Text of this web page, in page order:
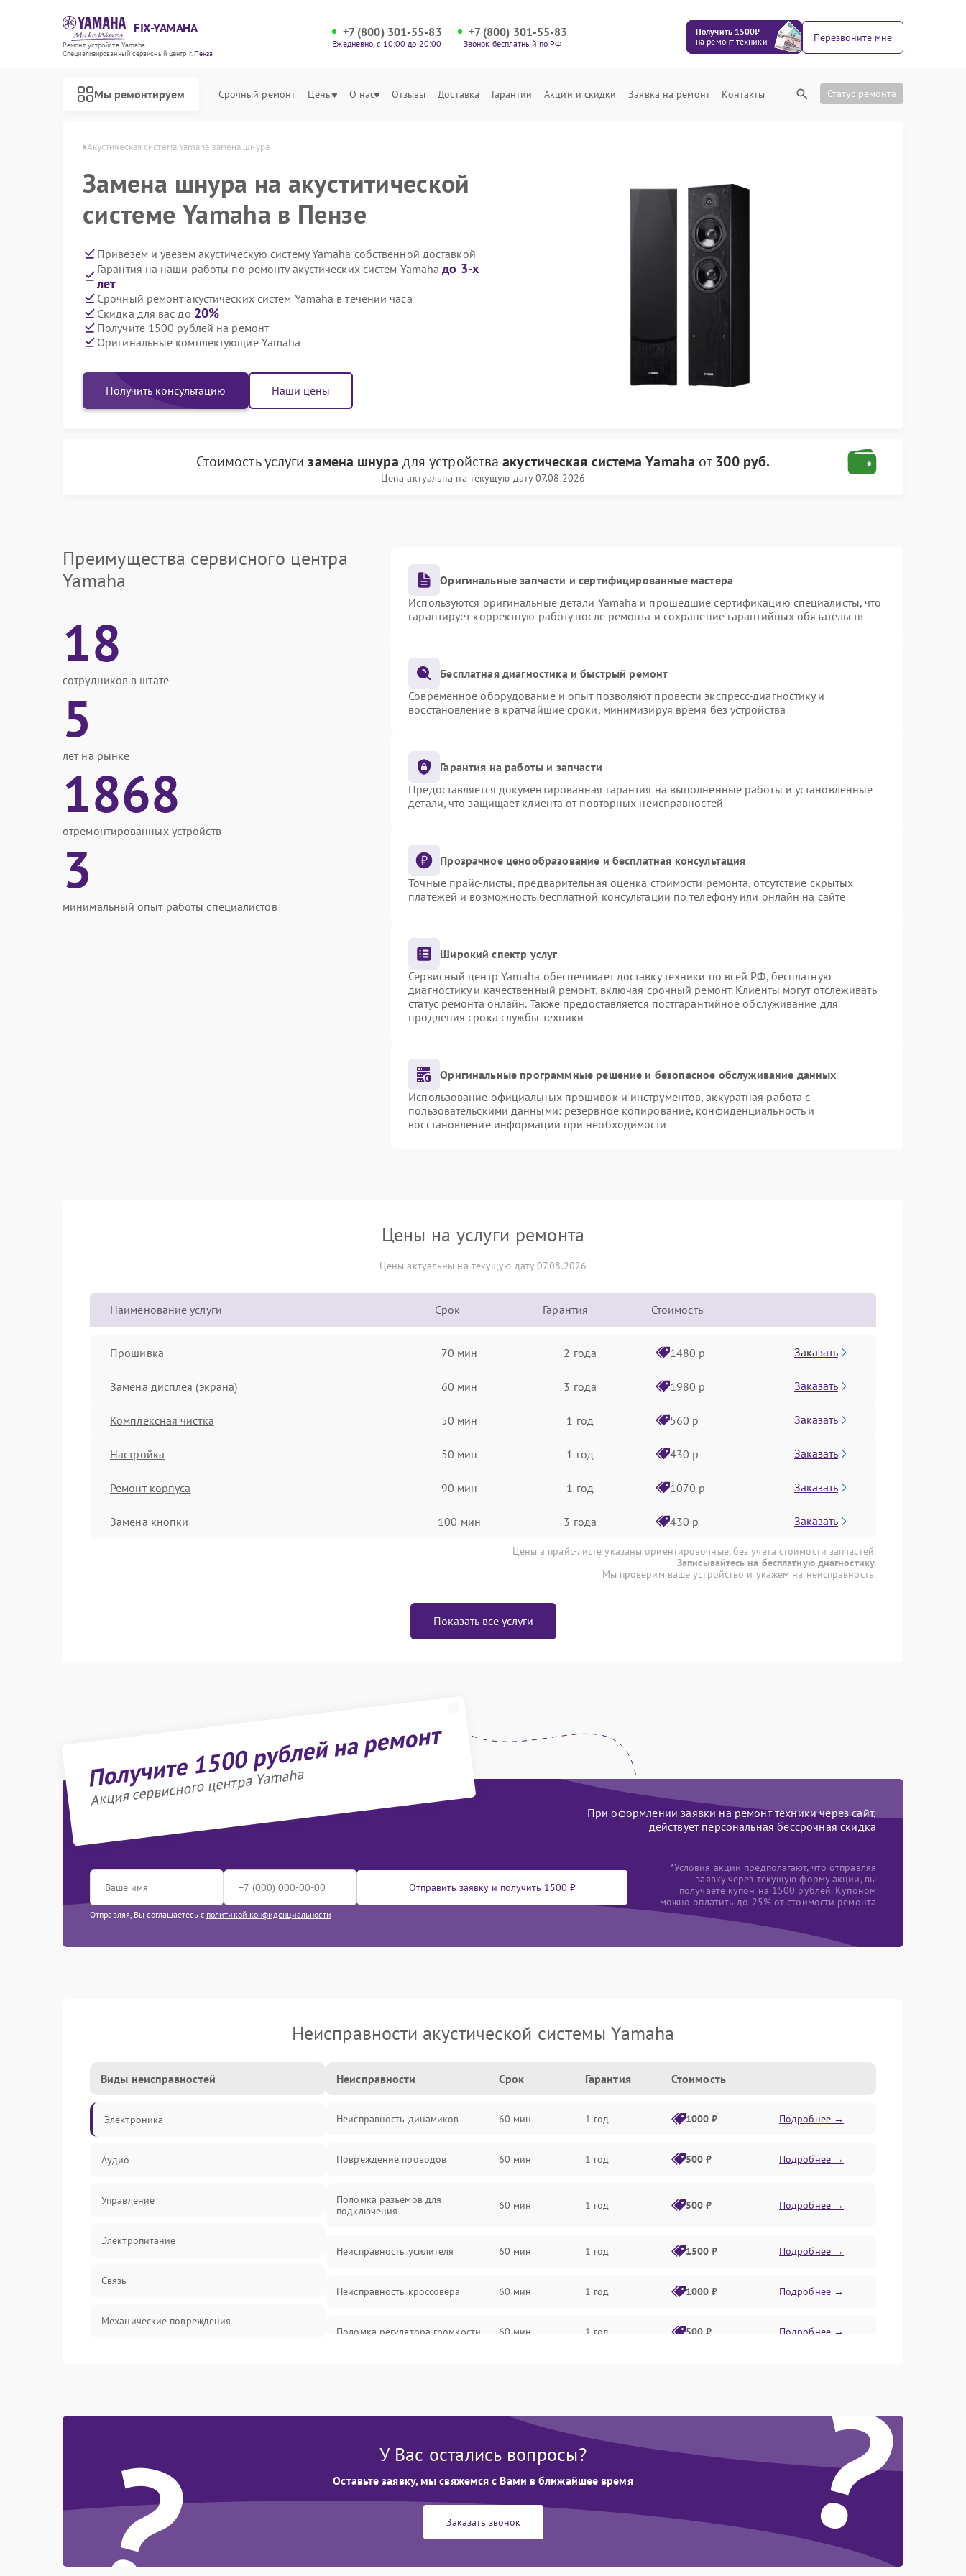
FIX-YAMAHA
Ремонт устройств Yamaha
Специализированный cервисный центр г.Пенза
+7 (800) 301-55-83
Ежедневно, с 10:00 до 20:00
+7 (800) 301-55-83
Звонок бесплатный по РФ
Получить 1500₽
на ремонт техники
Перезвоните мне
Мы ремонтируем Срочный ремонт Цены О нас Отзывы Доставка Гарантии Акции и скидки Заявка на ремонт Контакты Статус ремонта
Акустическая система Yamaha замена шнура
Замена шнура на акуститической
системе Yamaha в Пензе
Привезем и увезем акустическую систему Yamaha собственной доставкой
Гарантия на наши работы по ремонту акустических систем Yamahaдо 3-х
лет
Срочный ремонт акустических систем Yamaha в течении часа
Скидка для вас до 20%
Получите 1500 рублей на ремонт
Оригинальные комплектующие Yamaha
Получить консультацию Наши цены
Стоимость услугизамена шнура для устройстваакустическая система Yamaha от300 руб.
Цена актуальна на текущую дату 07.08.2026
Преимущества сервисного центра
Yamaha
18
сотрудников в штате
5
лет на рынке
1868
отремонтированных устройств
3
минимальный опыт работы специалистов
Оригинальные запчасти и сертифицированные мастера
Используются оригинальные детали Yamaha и прошедшие сертификацию специалисты, что
гарантирует корректную работу после ремонта и сохранение гарантийных обязательств
Бесплатная диагностика и быстрый ремонт
Современное оборудование и опыт позволяют провести экспресс-диагностику и
восстановление в кратчайшие сроки, минимизируя время без устройства
Гарантия на работы и запчасти
Предоставляется документированная гарантия на выполненные работы и установленные
детали, что защищает клиента от повторных неисправностей
Прозрачное ценообразование и бесплатная консультация
Точные прайс-листы, предварительная оценка стоимости ремонта, отсутствие скрытых
платежей и возможность бесплатной консультации по телефону или онлайн на сайте
Широкий спектр услуг
Сервисный центр Yamaha обеспечивает доставку техники по всей РФ, бесплатную
диагностику и качественный ремонт, включая срочный ремонт. Клиенты могут отслеживать
статус ремонта онлайн. Также предоставляется постгарантийное обслуживание для
продления срока службы техники
Оригинальные программные решение и безопасное обслуживание данных
Использование официальных прошивок и инструментов, аккуратная работа с
пользовательскими данными: резервное копирование, конфиденциальность и
восстановление информации при необходимости
Цены на услуги ремонта
Цены актуальны на текущую дату 07.08.2026
Наименование услуги Срок Гарантия Стоимость
Прошивка 70 мин 2 года 1480 р Заказать
Замена дисплея (экрана) 60 мин 3 года 1980 р Заказать
Комплексная чистка 50 мин 1 год 560 р Заказать
Настройка 50 мин 1 год 430 р Заказать
Ремонт корпуса 90 мин 1 год 1070 р Заказать
Замена кнопки 100 мин 3 года 430 р Заказать
Цены в прайс-листе указаны ориентировочные, без учета стоимости запчастей.
Записывайтесь на бесплатную диагностику.
Мы проверим ваше устройство и укажем на неисправность.
Показать все услуги
Получите 1500 рублей на ремонт
Акция сервисного центра Yamaha
При оформлении заявки на ремонт техники через сайт,
действует персональная бессрочная скидка
Отправить заявку и получить 1500 ₽
Отправляя, Вы соглашаетесь с политикой конфиденциальности
*Условия акции предполагают, что отправляя
заявку через текущую форму акции, вы
получаете купон на 1500 рублей. Купоном
можно оплатить до 25% от стоимости ремонта
Неисправности акустической системы Yamaha
Виды неисправностей
Электроника
Аудио
Управление
Электропитание
Связь
Механические повреждения
Неисправности Срок Гарантия Стоимость
Неисправность динамиков 60 мин 1 год 1000 ₽ Подробнее →
Повреждение проводов 60 мин 1 год 500 ₽ Подробнее →
Поломка разъемов для
подключения
60 мин 1 год 500 ₽ Подробнее →
Неисправность усилителя 60 мин 1 год 1500 ₽ Подробнее →
Неисправность кроссовера 60 мин 1 год 1000 ₽ Подробнее →
Поломка регулятора громкости 60 мин 1 год 500 ₽ Подробнее →
Подробнее →
Неисправность системы защиты от
короткого замыкания
60 мин 1 год Подробнее →
Повреждение системы защиты от
Подробнее →
? ?
У Вас остались вопросы?
Оставьте заявку, мы свяжемся с Вами в ближайшее время
Заказать звонок